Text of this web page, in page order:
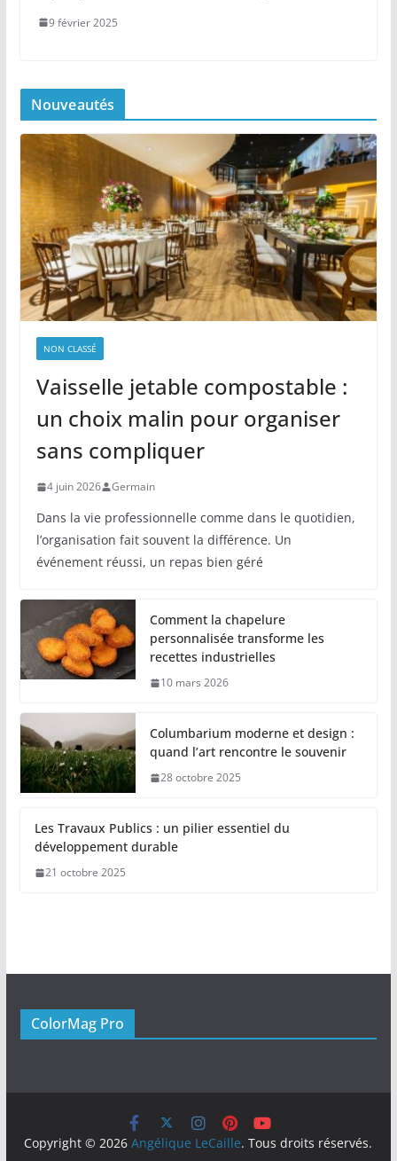
9 février 2025
Nouveautés
NON CLASSÉ
Vaisselle jetable compostable :
un choix malin pour organiser
sans compliquer
4 juin 2026 Germain
Dans la vie professionnelle comme dans le quotidien,
l’organisation fait souvent la différence. Un
événement réussi, un repas bien géré
Comment la chapelure
personnalisée transforme les
recettes industrielles
10 mars 2026
Columbarium moderne et design :
quand l’art rencontre le souvenir
28 octobre 2025
Les Travaux Publics : un pilier essentiel du
développement durable
21 octobre 2025
ColorMag Pro
Copyright © 2026Angélique LeCaille. Tous droits réservés.